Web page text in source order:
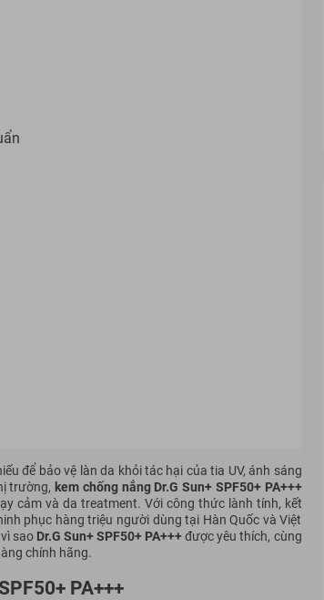
để bảo vệ làn da khỏi tác hại của tia UV, ánh sáng
trường,kem chống nắng Dr.G Sun+ SPF50+ PA+++
cảm và da treatment. Với công thức lành tính, kết
phục hàng triệu người dùng tại Hàn Quốc và Việt
sao Dr.G Sun+ SPF50+ PA+++được yêu thích, cùng
chính hãng.
PA+++